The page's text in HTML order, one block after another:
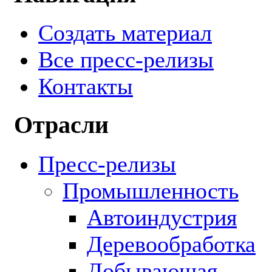
Создать материал
Все пресс-релизы
Контакты
Отрасли
Пресс-релизы
Промышленность
Автоиндустрия
Деревообработка